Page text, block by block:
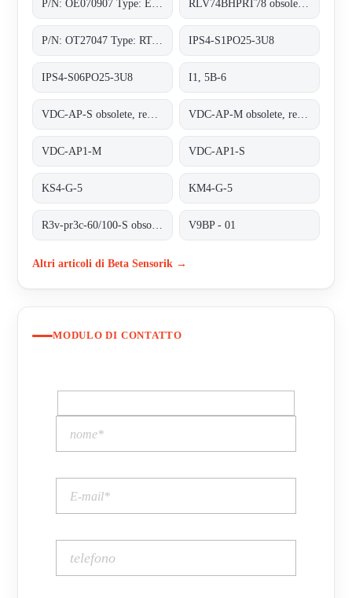
P/N: OT27047 Type: RT-78-0-MHP IPS4-S1PO25-3U8
IPS4-S06PO25-3U8 I1, 5B-6
VDC-AP1-M VDC-AP1-S
KS4-G-5 KM4-G-5
V9BP - 01
Altri articoli di Beta Sensorik →
MODULO DI CONTATTO